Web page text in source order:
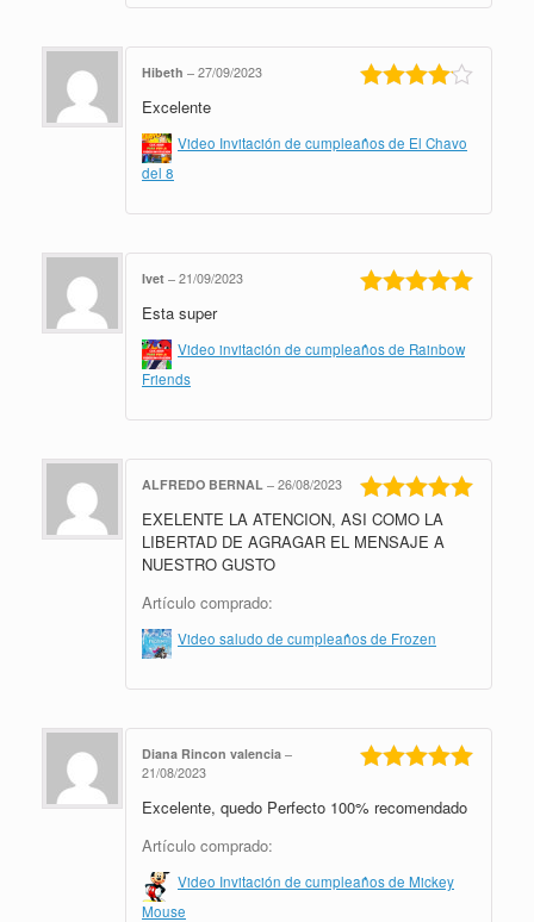
Hibeth – 27/09/2023
Excelente
Video Invitación de cumpleaños de El Chavo
del 8
Ivet – 21/09/2023
Esta super
Video invitación de cumpleaños de Rainbow
Friends
Valorado en
5de 5
ALFREDO BERNAL – 26/08/2023
EXELENTE LA ATENCION, ASI COMO LA
LIBERTAD DE AGRAGAR EL MENSAJE A
NUESTRO GUSTO
Artículo comprado:
Video saludo de cumpleaños de Frozen
5 de 5
Diana Rincon valencia –
21/08/2023
Excelente, quedo Perfecto 100% recomendado
Artículo comprado:
Video Invitación de cumpleaños de Mickey
Mouse